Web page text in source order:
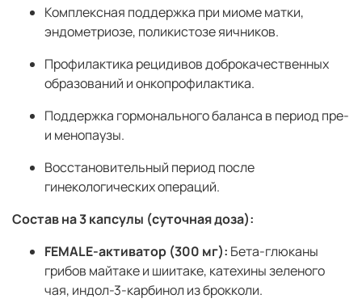
Комплексная поддержка при миоме матки,
эндометриозе, поликистозе яичников.
Профилактика рецидивов доброкачественных
образований и онкопрофилактика.
Поддержка гормонального баланса в период пре-
и менопаузы.
Восстановительный период после
гинекологических операций.
Состав на 3 капсулы (суточная доза):
FEMALE-активатор (300 мг): Бета-глюканы
грибов майтаке и шиитаке, катехины зеленого
чая, индол-3-карбинол из брокколи.